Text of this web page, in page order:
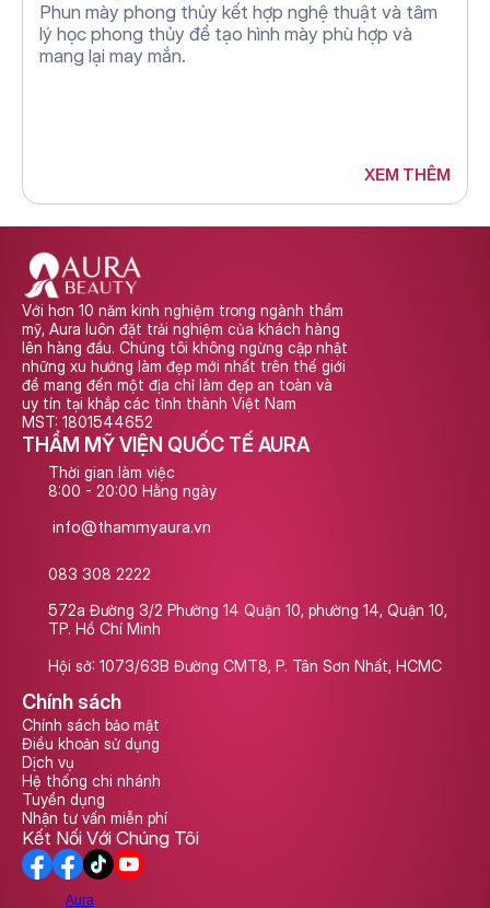
Phun mày phong thủy kết hợp nghệ thuật và tâm
lý học phong thủy để tạo hình mày phù hợp và
mang lại may mắn.
XEM THÊM
Với hơn 10 năm kinh nghiệm trong ngành thẩm
mỹ, Aura luôn đặt trải nghiệm của khách hàng
lên hàng đầu. Chúng tôi không ngừng cập nhật
những xu hướng làm đẹp mới nhất trên thế giới
để mang đến một địa chỉ làm đẹp an toàn và
uy tín tại khắp các tỉnh thành Việt Nam
MST: 1801544652
THẨM MỸ VIỆN QUỐC TẾ AURA
Thời gian làm việc
8:00 - 20:00 Hằng ngày
info@thammyaura.vn
083 308 2222
572a Đường 3/2 Phường 14 Quận 10, phường 14, Quận 10,
TP. Hồ Chí Minh
Hội sở: 1073/63B Đường CMT8, P. Tân Sơn Nhất, HCMC
Chính sách
Chính sách bảo mật
Điều khoản sử dụng
Dịch vụ
Hệ thống chi nhánh
Tuyển dụng
Nhận tư vấn miễn phí
Kết Nối Với Chúng Tôi
Aura